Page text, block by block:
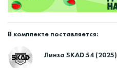
В комплекте поставляется:
Линза SKAD 54 (2025)